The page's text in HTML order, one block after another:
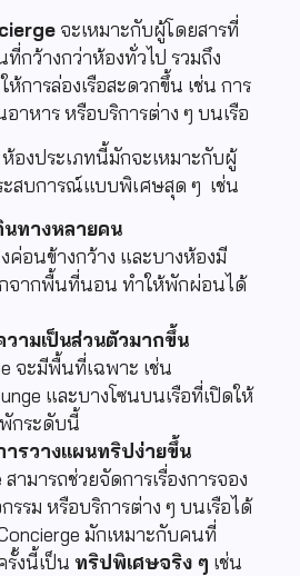
จะเหมาะกับผู้โดยสารที่
กว้างกว่าห้องทั่วไป รวมถึง
ห้การล่องเรือสะดวกขึ้น เช่น การ
าหาร หรือบริการต่าง ๆ บนเรือ
องประเภทนี้มักจะเหมาะกับผู้
ะสบการณ์แบบพิเศษสุด ๆ เช่น
นทางหลายคน
ค่อนข้างกว้าง และบางห้องมี
จากพื้นที่นอน ทำให้พักผ่อนได้
ามเป็นส่วนตัวมากขึ้น
จะมีพื้นที่เฉพาะ เช่น
และบางโซนบนเรือที่เปิดให้
พักระดับนี้
ารวางแผนทริปง่ายขึ้น
ามารถช่วยจัดการเรื่องการจอง
รรม หรือบริการต่าง ๆ บนเรือได้
มักเหมาะกับคนที่
รั้งนี้เป็น ทริปพิเศษจริง ๆ เช่น